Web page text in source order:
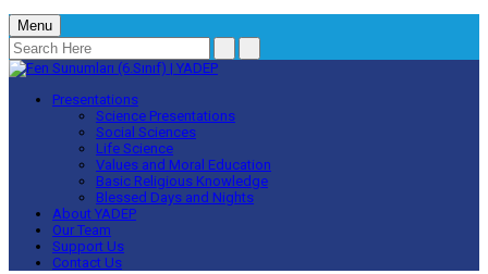
Menu
Presentations
Science Presentations
Social Sciences
Life Science
Values and Moral Education
Basic Religious Knowledge
Blessed Days and Nights
About YADEP
Our Team
Support Us
Contact Us